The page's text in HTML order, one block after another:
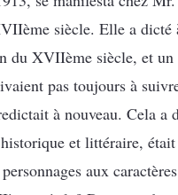
siècle. Elle a
du XVIIème siècle, et
pas toujours à
à nouveau. Cela a
et littéraire,
aux